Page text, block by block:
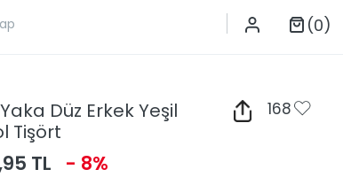
(0)
Düz Erkek Yeşil
Tişört
168
TL - 8%